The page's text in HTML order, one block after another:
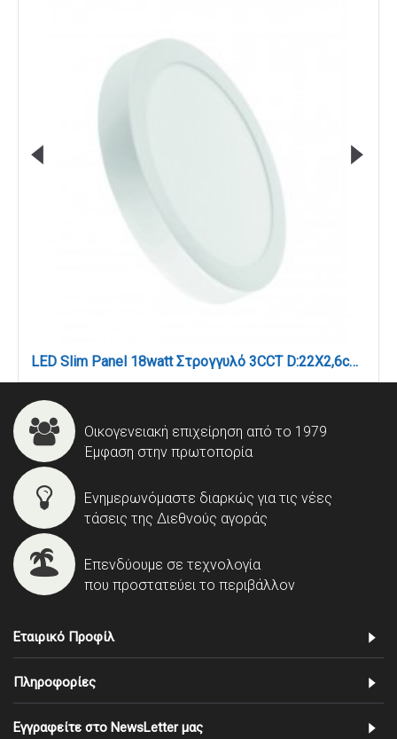
LED Slim Panel 18watt Στρογγυλό 3CCT D:22Χ2,6cm (222001820)
Οικογενειακή επιχείρηση από το 1979
Έμφαση στην πρωτοπορία
Ενημερωνόμαστε διαρκώς για τις νέες
τάσεις της Διεθνούς αγοράς
Επενδύουμε σε τεχνολογία
που προστατεύει το περιβάλλον
Εταιρικό Προφίλ
Πληροφορίες
Εγγραφείτε στο NewsLetter μας